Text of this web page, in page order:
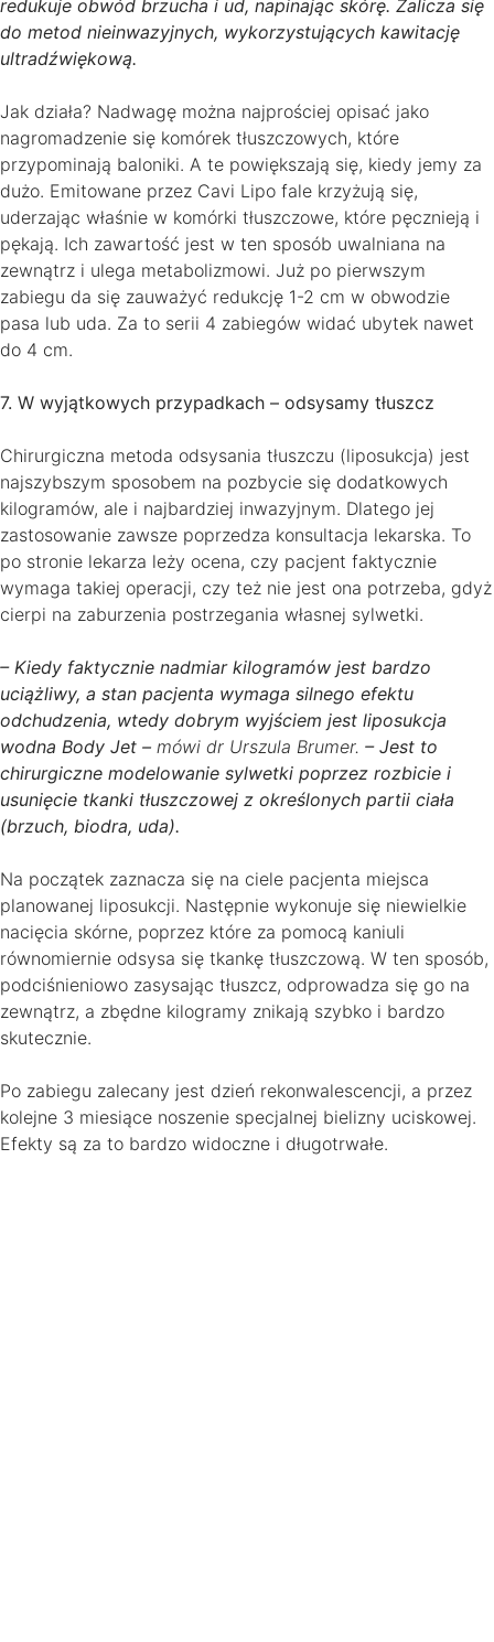
redukuje obwód brzucha i ud, napinając skórę. Zalicza się
do metod nieinwazyjnych, wykorzystujących kawitację
ultradźwiękową.
Jak działa? Nadwagę można najprościej opisać jako
nagromadzenie się komórek tłuszczowych, które
przypominają baloniki. A te powiększają się, kiedy jemy za
dużo. Emitowane przez Cavi Lipo fale krzyżują się,
uderzając właśnie w komórki tłuszczowe, które pęcznieją i
pękają. Ich zawartość jest w ten sposób uwalniana na
zewnątrz i ulega metabolizmowi. Już po pierwszym
zabiegu da się zauważyć redukcję 1-2 cm w obwodzie
pasa lub uda. Za to serii 4 zabiegów widać ubytek nawet
do 4 cm.
7. W wyjątkowych przypadkach – odsysamy tłuszcz
Chirurgiczna metoda odsysania tłuszczu (liposukcja) jest
najszybszym sposobem na pozbycie się dodatkowych
kilogramów, ale i najbardziej inwazyjnym. Dlatego jej
zastosowanie zawsze poprzedza konsultacja lekarska. To
po stronie lekarza leży ocena, czy pacjent faktycznie
wymaga takiej operacji, czy też nie jest ona potrzeba, gdyż
cierpi na zaburzenia postrzegania własnej sylwetki.
– Kiedy faktycznie nadmiar kilogramów jest bardzo
uciążliwy, a stan pacjenta wymaga silnego efektu
odchudzenia, wtedy dobrym wyjściem jest liposukcja
wodna Body Jet – mówi dr Urszula Brumer. – Jest to
chirurgiczne modelowanie sylwetki poprzez rozbicie i
usunięcie tkanki tłuszczowej z określonych partii ciała
(brzuch, biodra, uda).
Na początek zaznacza się na ciele pacjenta miejsca
planowanej liposukcji. Następnie wykonuje się niewielkie
nacięcia skórne, poprzez które za pomocą kaniuli
równomiernie odsysa się tkankę tłuszczową. W ten sposób,
podciśnieniowo zasysając tłuszcz, odprowadza się go na
zewnątrz, a zbędne kilogramy znikają szybko i bardzo
skutecznie.
Po zabiegu zalecany jest dzień rekonwalescencji, a przez
kolejne 3 miesiące noszenie specjalnej bielizny uciskowej.
Efekty są za to bardzo widoczne i długotrwałe.